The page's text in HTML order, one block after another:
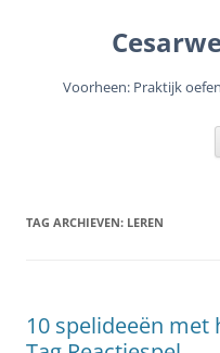
Voorheen: Praktijk
TAG ARCHIEVEN: LEREN
10 spelideeën met